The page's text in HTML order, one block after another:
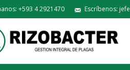
+593 4 2921470 Escríbenos: